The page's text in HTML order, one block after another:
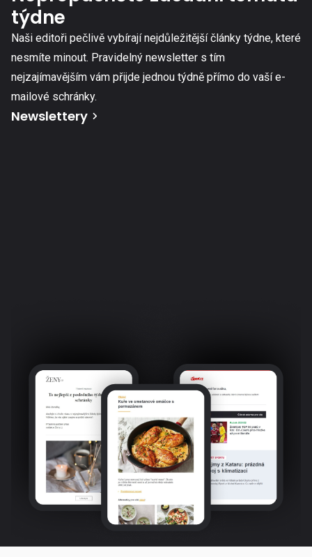
týdne
Naši editoři pečlivě vybírají nejdůležitější články týdne, které
nesmíte minout. Pravidelný newsletter s tím
nejzajímavějším vám přijde jednou týdně přímo do vaší e-
mailové schránky.
Newslettery